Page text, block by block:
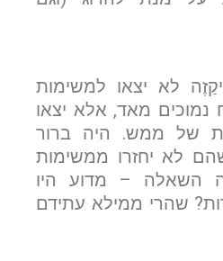
לא יצאו למשימות
נמוכים מאד, אלא יצאו
של ממש. היה ברור
לא יחזרו ממשימות
השאלה – מדוע היו
שהרי ממילא עתידם